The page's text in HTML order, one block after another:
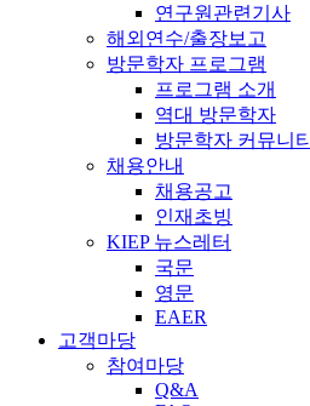
연구원관련기사
해외연수/출장보고
방문학자 프로그램
프로그램 소개
역대 방문학자
방문학자 커뮤니티
채용안내
채용공고
인재초빙
KIEP 뉴스레터
국문
영문
EAER
고객마당
참여마당
Q&A